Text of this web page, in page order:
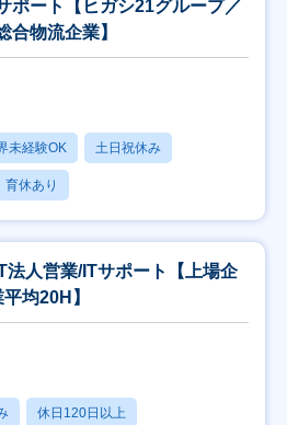
ポート【ヒガシ21グループ／
合物流企業】
未経験OK 土日祝休み
育休あり
法人営業/ITサポート【上場企
均20H】
休日120日以上